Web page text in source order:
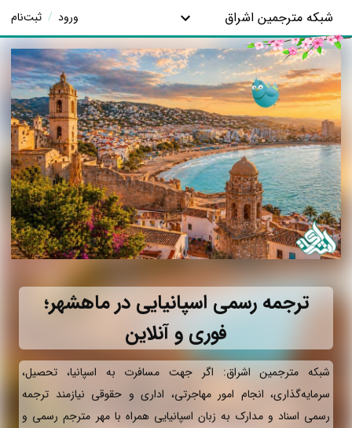
شبکه مترجمین اشراق ورود / ثبت‌نام
ترجمه رسمی اسپانیایی در ماهشهر؛
فوری و آنلاین
شبکه مترجمین اشراق: اگر جهت مسافرت به اسپانیا، تحصیل،
سرمایه‌گذاری، انجام امور مهاجرتی، اداری و حقوقی نیازمند ترجمه
رسمی اسناد و مدارک به زبان اسپانیایی همراه با مهر مترجم رسمی و